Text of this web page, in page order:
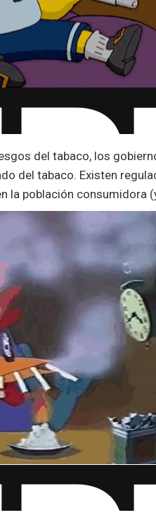
del tabaco, los
del tabaco. Existen
la población consumidora